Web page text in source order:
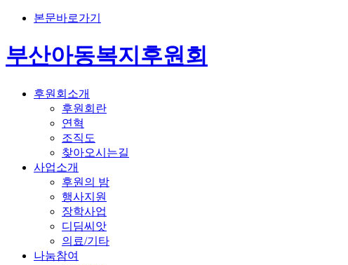
본문바로가기
부산아동복지후원회
후원회소개
후원회란
연혁
조직도
찾아오시는길
사업소개
후원의 밤
행사지원
장학사업
디딤씨앗
의료/기타
나눔참여